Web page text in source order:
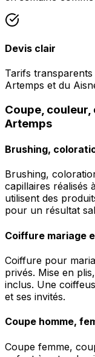
Devis clair
Tarifs
Artemps et du
Coupe,
Artemps
Brushing,
Brushing,
capillaires réalisés
utilisent des
pour un résultat
Coiffure mariage
Coiffure pour
privés. Mise en
inclus. Une
et ses invités.
Coupe homme,
Coupe femme,